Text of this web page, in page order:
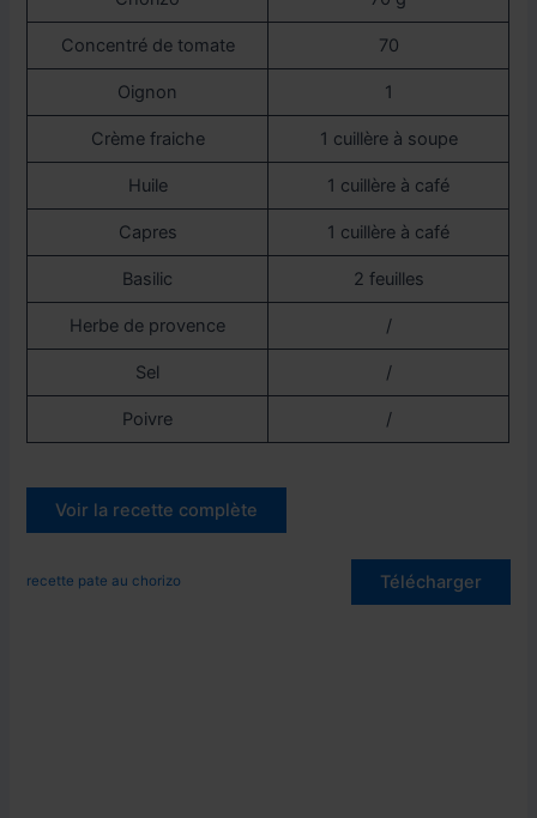
Concentré de tomate 70
Oignon 1
Crème fraiche 1 cuillère à soupe
Huile 1 cuillère à café
Capres 1 cuillère à café
Basilic 2 feuilles
Herbe de provence /
Sel /
Poivre /
Voir la recette complète
recette pate au chorizo Télécharger